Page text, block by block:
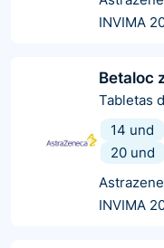
INVIMA
Betaloc
Tabletas
14 und
20 und
INVIMA